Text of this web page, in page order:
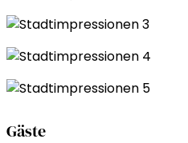
Gäste